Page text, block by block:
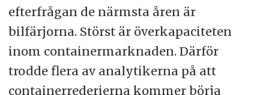
efterfrågan de närmsta åren är
bilfärjorna. Störst är överkapaciteten
inom containermarknaden. Därför
trodde flera av analytikerna på att
containerrederierna kommer börja